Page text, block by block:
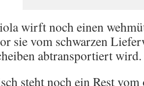
wirft noch einen
sie vom schwarzen
abtransportiert wird.
steht noch ein Rest